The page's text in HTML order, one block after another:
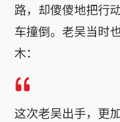
路，却傻傻地把行
车撞倒。老吴当时
木：
这次老吴出手，更